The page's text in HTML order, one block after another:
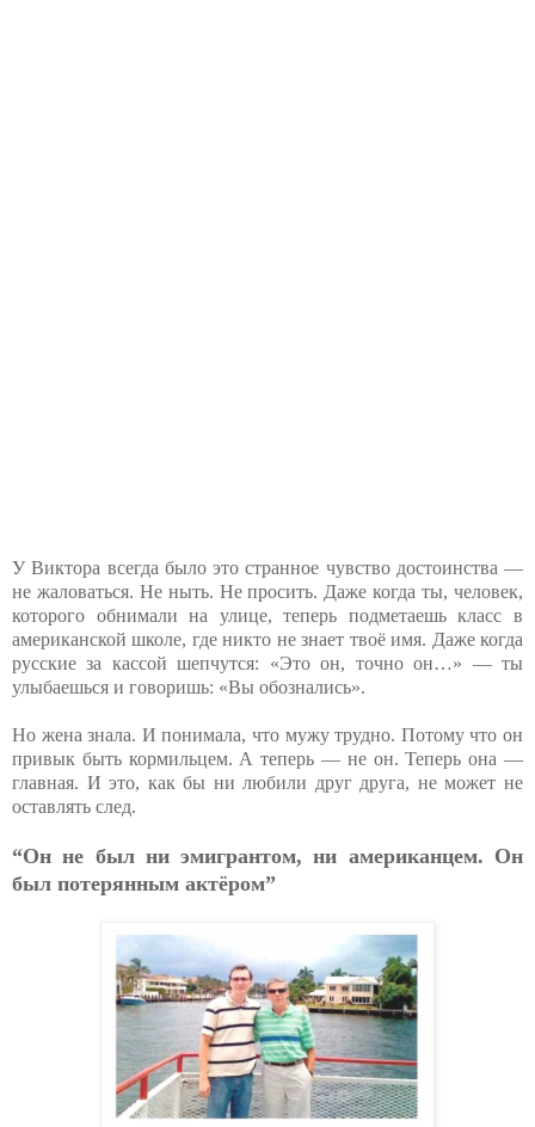
У Виктора всегда было это странное чувство достоинства —
не жаловаться. Не ныть. Не просить. Даже когда ты, человек,
которого обнимали на улице, теперь подметаешь класс в
американской школе, где никто не знает твоё имя. Даже когда
русские за кассой шепчутся: «Это он, точно он…» — ты
улыбаешься и говоришь: «Вы обознались».
Но жена знала. И понимала, что мужу трудно. Потому что он
привык быть кормильцем. А теперь — не он. Теперь она —
главная. И это, как бы ни любили друг друга, не может не
оставлять след.
“Он не был ни эмигрантом, ни американцем. Он
был потерянным актёром”